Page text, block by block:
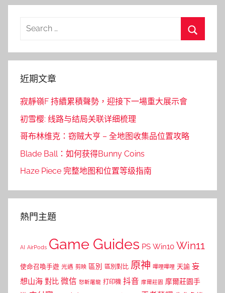
導
Search
近期文章
寂靜嶺F 持續累積聲勢，迎接下一場重大展示會
初雪樱: 线路与结局关联详细梳理
哥布林维克：窃贼大亨 – 全地图收集品位置攻略
Blade Ball：如何获得Bunny Coins
Haze Piece 完整地图和位置等级指南
熱門主題
AI AirPods Game Guides PS Win10 Win11
使命召喚手遊 光遇 剪映 區別 區別對比 原神 嗶哩嗶哩 天諭 妄
想山海 對比 微信 怒斬屠龍 打印機 抖音 摩爾莊園 摩爾莊園手